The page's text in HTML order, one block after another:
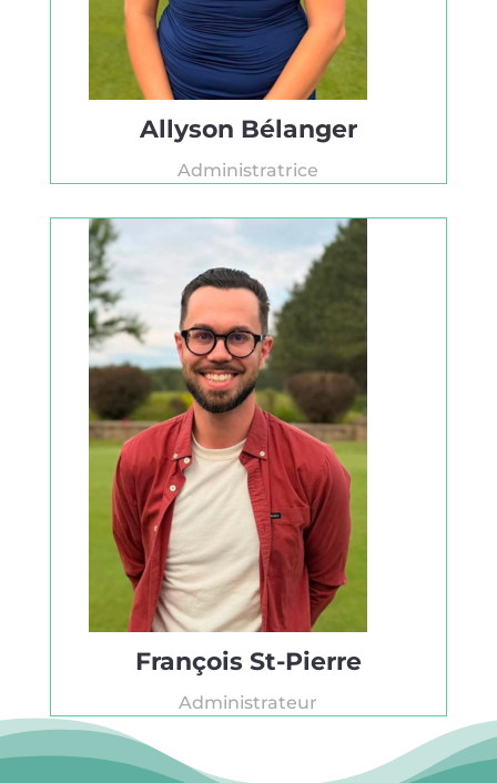
Allyson Bélanger
Administratrice
François St-Pierre
Administrateur